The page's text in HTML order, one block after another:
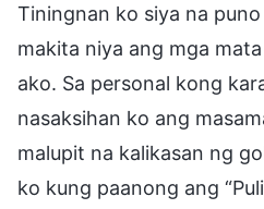
Tiningnan ko siya na
makita niya ang mga
ako. Sa personal kong
nasaksihan ko ang
malupit na kalikasan ng
ko kung paanong ang